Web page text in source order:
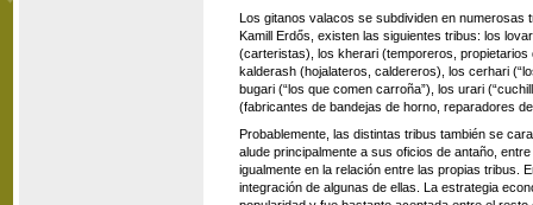
Los gitanos valacos se subdividen en numerosas
Kamill Erdős, existen las siguientes tribus: los
(carteristas), los kherari (temporeros,
kalderash (hojalateros, caldereros), los cerhari
bugari (“los que comen carroña”), los urari
(fabricantes de bandejas de horno, reparadores
Probablemente, las distintas tribus también se
alude principalmente a sus oficios de antaño,
igualmente en la relación entre las propias tribus.
integración de algunas de ellas. La estrategia